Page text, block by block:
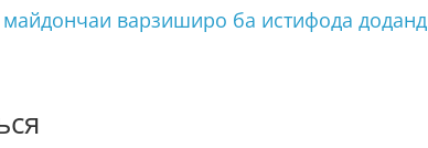
варзиширо ба истифода доданд